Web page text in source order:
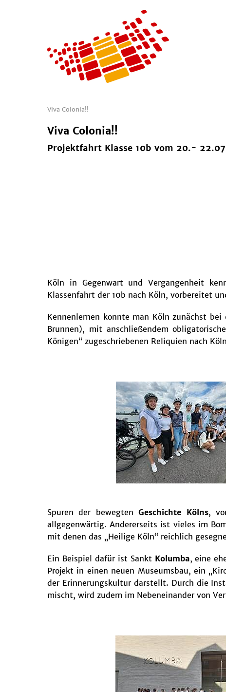
Viva Colonia!!
Viva Colonia!!
Projektfahrt Klasse 10b vom 20.-
Köln in Gegenwart und Vergangenheit
Klassenfahrt der 10b nach Köln, vorbereitet
Kennenlernen konnte man Köln zunächst
Brunnen), mit anschließendem
Königen“ zugeschriebenen Reliquien nach
Spuren der bewegtenGeschichte Kölns,
allgegenwärtig. Andererseits ist vieles im
mit denen das „Heilige Köln“ reichlich
Ein Beispiel dafür ist Sankt Kolumba, eine
Projekt in einen neuen Museumsbau, ein
der Erinnerungskultur darstellt. Durch die
mischt, wird zudem im Nebeneinander von